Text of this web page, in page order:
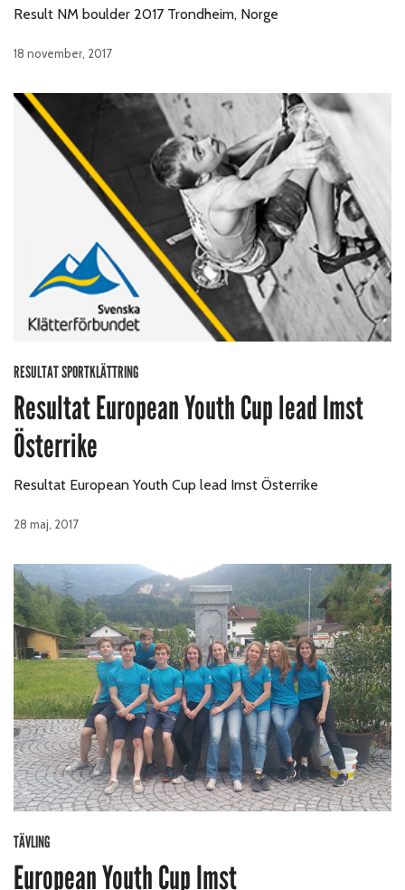
Result NM boulder 2017 Trondheim, Norge
18 november, 2017
RESULTAT SPORTKLÄTTRING
Resultat European Youth Cup lead Imst
Österrike
Resultat European Youth Cup lead Imst Österrike
28 maj, 2017
TÄVLING
European Youth Cup Imst